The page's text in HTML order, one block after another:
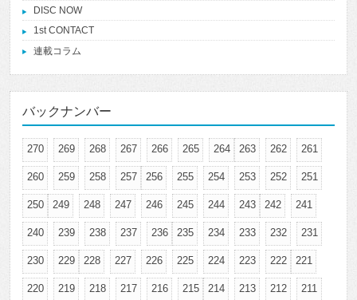
DISC NOW
1st CONTACT
連載コラム
バックナンバー
270 269 268 267 266 265 264 263 262 261
260 259 258 257 256 255 254 253 252 251
250 249 248 247 246 245 244 243 242 241
240 239 238 237 236 235 234 233 232 231
230 229 228 227 226 225 224 223 222 221
220 219 218 217 216 215 214 213 212 211